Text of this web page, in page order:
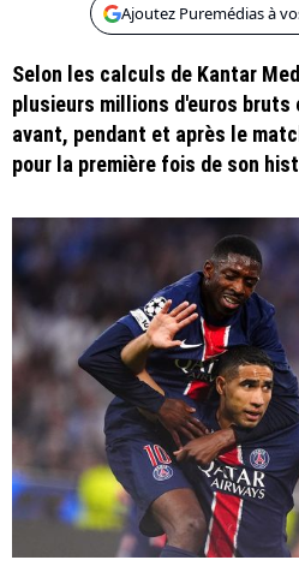
Ajoutez Puremédias à
Selon les calculs de Kantar
plusieurs millions d'euros
avant, pendant et après le
pour la première fois de son